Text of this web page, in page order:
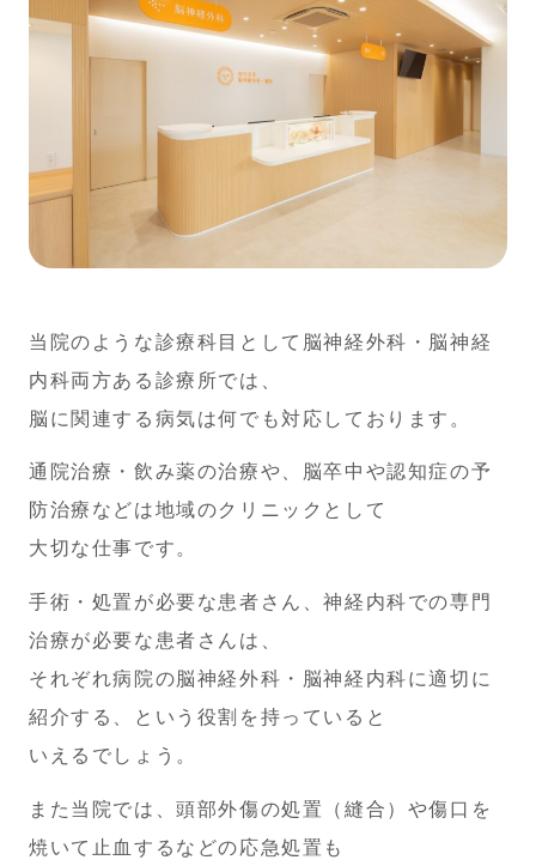
当院のような診療科目として脳神経外科・脳神経
内科両方ある 診療所では、
脳に関連する病気は何でも対応しております。
通院治療・飲み薬の治療や、脳卒中や認知症の予
防治療などは地域のクリニックとして
大切な仕事です。
手術・処置が必要な患者さん、神経内科での専門
治療が必要な患者さんは、
それぞれ病院の脳神経外科・脳神経内科に適切に
紹介する、という役割を持っていると
いえるでしょう。
また 当院では、頭部外傷の処置（縫合）や傷口を
焼いて止血するなどの応急処置も